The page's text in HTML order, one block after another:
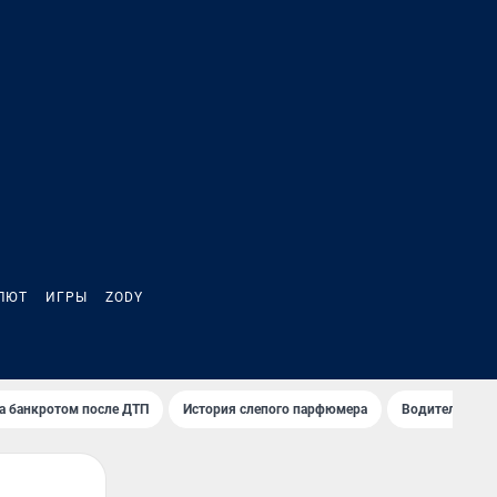
ИГРЫ ZODY
банкротом после ДТП История слепого парфюмера Водители